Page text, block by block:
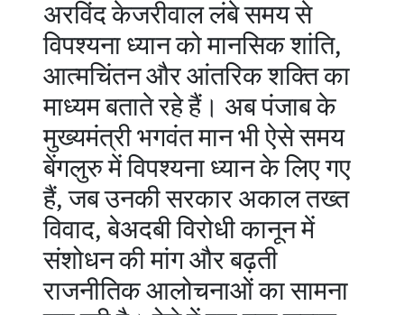
अरविंद केजरीवाल लंबे समय से
विपश्यना ध्यान को मानसिक शांति,
आत्मचिंतन और आंतरिक शक्ति का
माध्यम बताते रहे हैं। अब पंजाब के
मुख्यमंत्री भगवंत मान भी ऐसे समय
बेंगलुरु में विपश्यना ध्यान के लिए गए
हैं, जब उनकी सरकार अकाल तख्त
विवाद, बेअदबी विरोधी कानून में
संशोधन की मांग और बढ़ती
राजनीतिक आलोचनाओं का सामना